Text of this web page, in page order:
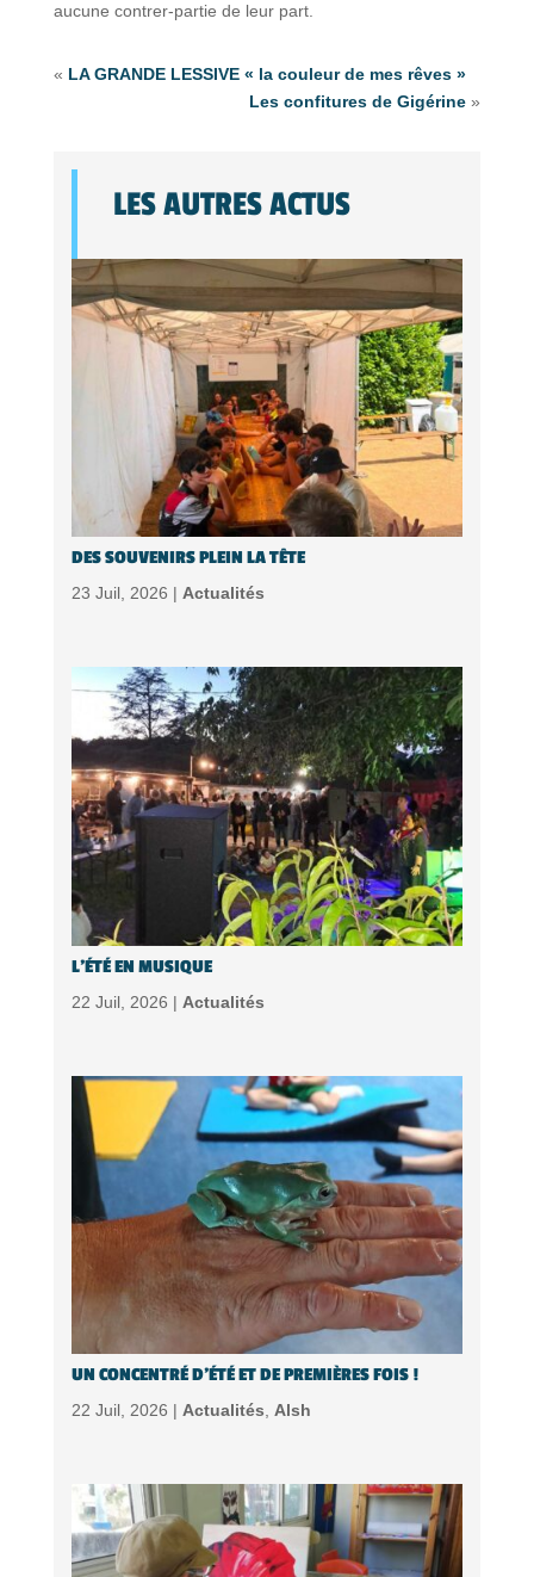
aucune contrer-partie de leur part.
« LA GRANDE LESSIVE « la couleur de mes rêves »
Les confitures de Gigérine »
LES AUTRES ACTUS
DES SOUVENIRS PLEIN LA TÊTE
23 Juil, 2026 | Actualités
L’ÉTÉ EN MUSIQUE
22 Juil, 2026 | Actualités
UN CONCENTRÉ D’ÉTÉ ET DE PREMIÈRES FOIS !
22 Juil, 2026 | Actualités Alsh